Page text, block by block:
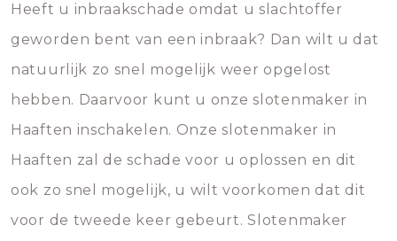
Heeft u inbraakschade omdat u slachtoffer
geworden bent van een inbraak? Dan wilt u dat
natuurlijk zo snel mogelijk weer opgelost
hebben. Daarvoor kunt u onze slotenmaker in
Haaften inschakelen. Onze slotenmaker in
Haaften zal de schade voor u oplossen en dit
ook zo snel mogelijk, u wilt voorkomen dat dit
voor de tweede keer gebeurt. Slotenmaker